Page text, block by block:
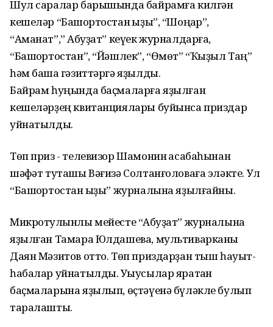
Шул саралар барышында байрамға килгән
кешеләр “Башҡортостан ҡыҙы”, “Шоңҡар”,
“Аманат”,” Аҡбуҙат” кеүек журналдарға,
“Башҡортостан”, “Йәшлек”, “Өмөт” “Ҡыҙыл Таң”
һәм башҡа гәзиттәргә яҙылды.
Байрам һуңында баҫмаларға яҙылған
кешеләрҙең квитанциялары буйынса приздар
уйнатылды.
Төп приз - телевизор Шамонин ҡасабаһынан
шәфҡәт туташы Вәғизә Солтанғоловаға эләкте. Ул
“Башҡортостан ҡыҙы” журналына яҙылғайны.
Микротулҡынлы мейесте “Аҡбуҙат” журналына
яҙылған Тамара Юлдашева, мультиварканы
Даян Мәзитов отто. Төп приздарҙан тыш һауыт-
һабалар уйнатылды. Уҡыусылар яратҡан
баҫмаларына яҙылып, өҫтәүенә бүләкле булып
таралашты.